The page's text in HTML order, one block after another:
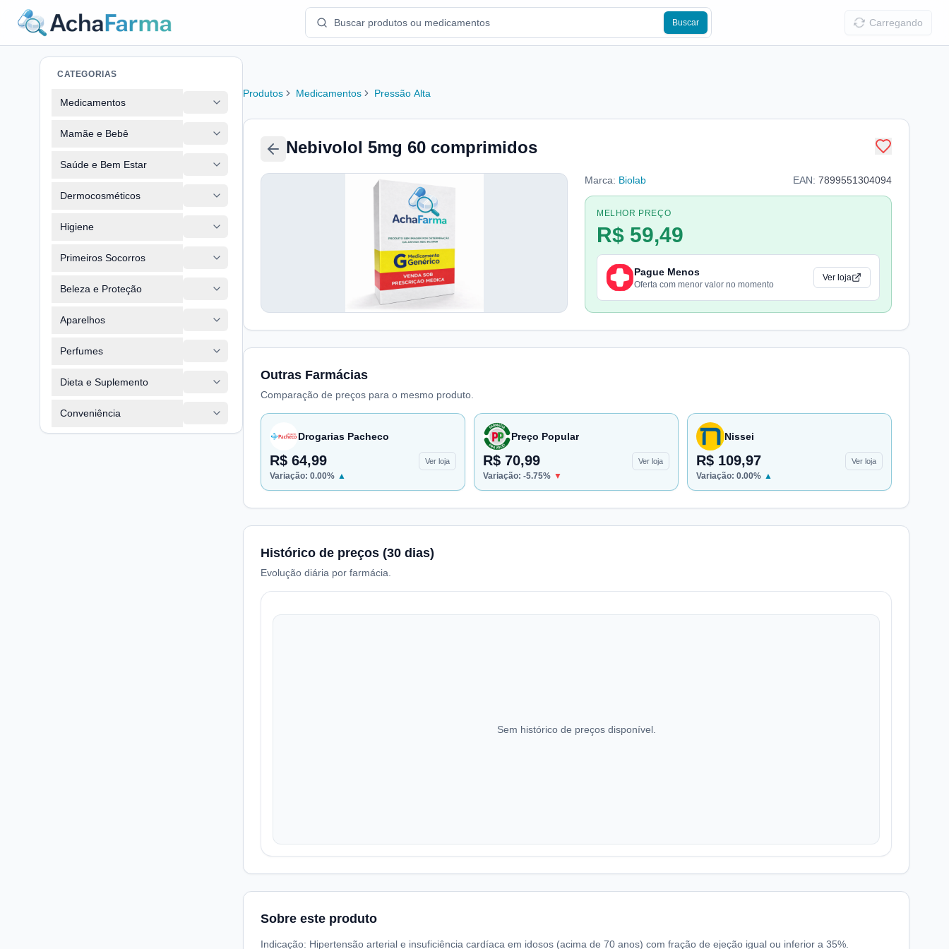
Buscar Carregando
CATEGORIAS
Medicamentos
Mamãe e Bebê
Saúde e Bem Estar
Dermocosméticos
Higiene
Primeiros Socorros
Beleza e Proteção
Aparelhos
Perfumes
Dieta e Suplemento
Conveniência
Produtos Medicamentos Pressão Alta
Nebivolol 5mg 60 comprimidos
Marca: Biolab EAN: 7899551304094
MELHOR PREÇO
R$ 59,49
Pague Menos
Oferta com menor valor no momento
Ver loja
Outras Farmácias
Comparação de preços para o mesmo produto.
Drogarias Pacheco
R$ 64,99 Ver loja
Variação: 0.00% ▲
Preço Popular
R$ 70,99 Ver loja
Variação: -5.75% ▼
Nissei
R$ 109,97 Ver loja
Variação: 0.00% ▲
Histórico de preços (30 dias)
Evolução diária por farmácia.
Sem histórico de preços disponível.
Sobre este produto
Indicação: Hipertensão arterial e insuficiência cardíaca em idosos (acima de 70 anos) com fração de ejeção igual ou inferior a 35%.